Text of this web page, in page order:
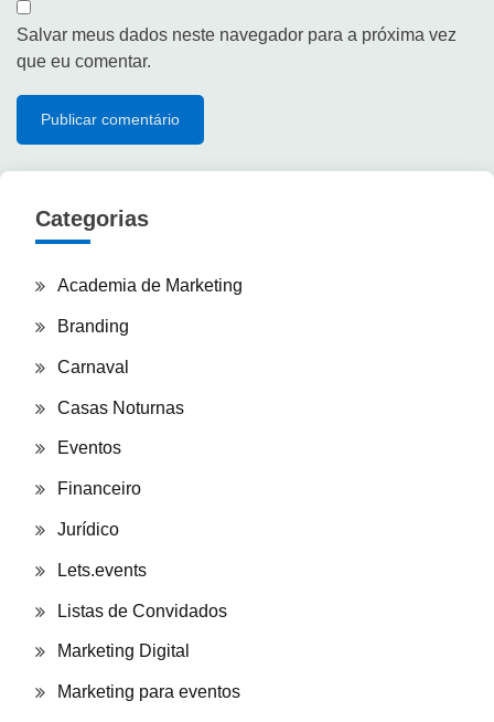
Salvar meus dados neste navegador para a próxima vez
que eu comentar.
Categorias
Academia de Marketing
Branding
Carnaval
Casas Noturnas
Eventos
Financeiro
Jurídico
Lets.events
Listas de Convidados
Marketing Digital
Marketing para eventos